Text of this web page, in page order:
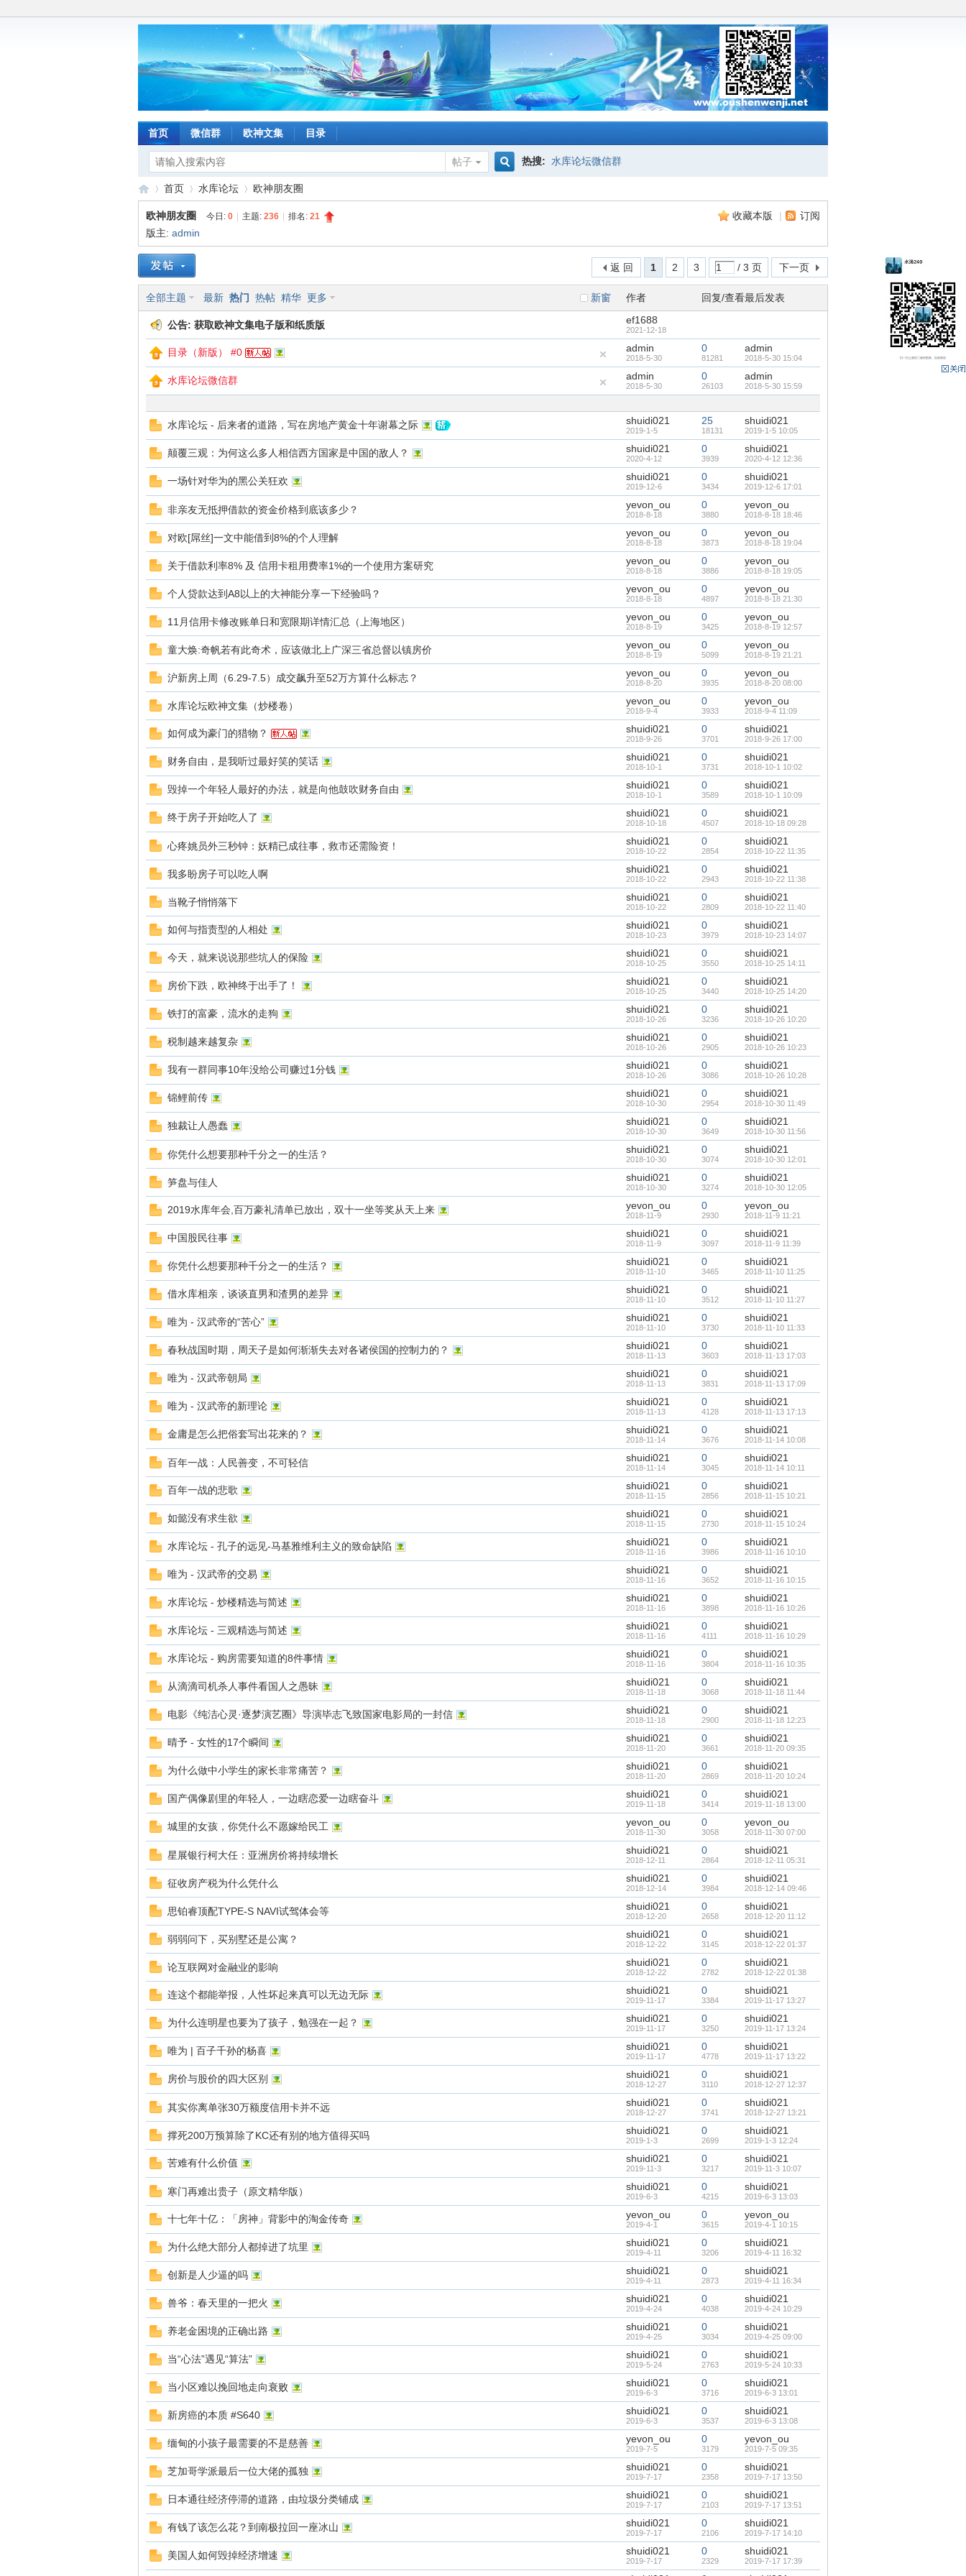
首页 微信群 欧神文集 目录
帖子
索
热搜: 水库论坛微信群
水
库
文
集
效
ye
»
首页
›
水库论坛
›
欧神朋友圈
收藏本版 | 订阅
欧神朋友圈 今日: 0 主题: 236 排名: 21
版主: admin
1 2 3 / 3 页 下一页
返 回
新窗
全部主题 最新 热门 热帖 精华 更多 作者 回复/查看最后发表
公告: 获取欧神文集电子版和纸质版 ef1688
2021-12-18
目录（新版） #0 admin
2018-5-30
0
81281
admin
2018-5-30 15:04
水库论坛微信群 admin
2018-5-30
0
26103
admin
2018-5-30 15:59
水库论坛 - 后来者的道路，写在房地产黄金十年谢幕之际 shuidi021
2019-1-5
25
18131
shuidi021
2019-1-5 10:05
颠覆三观：为何这么多人相信西方国家是中国的敌人？ shuidi021
2020-4-12
0
3939
shuidi021
2020-4-12 12:36
一场针对华为的黑公关狂欢 shuidi021
2019-12-6
0
3434
shuidi021
2019-12-6 17:01
非亲友无抵押借款的资金价格到底该多少？ yevon_ou
2018-8-18
0
3880
yevon_ou
2018-8-18 18:46
对欧[屌丝]一文中能借到8%的个人理解 yevon_ou
2018-8-18
0
3873
yevon_ou
2018-8-18 19:04
关于借款利率8% 及 信用卡租用费率1%的一个使用方案研究 yevon_ou
2018-8-18
0
3886
yevon_ou
2018-8-18 19:05
个人贷款达到A8以上的大神能分享一下经验吗？ yevon_ou
2018-8-18
0
4897
yevon_ou
2018-8-18 21:30
11月信用卡修改账单日和宽限期详情汇总（上海地区） yevon_ou
2018-8-19
0
3425
yevon_ou
2018-8-19 12:57
童大焕:奇帆若有此奇术，应该做北上广深三省总督以镇房价 yevon_ou
2018-8-19
0
5099
yevon_ou
2018-8-19 21:21
沪新房上周（6.29-7.5）成交飙升至52万方算什么标志？ yevon_ou
2018-8-20
0
3935
yevon_ou
2018-8-20 08:00
水库论坛欧神文集（炒楼卷） yevon_ou
2018-9-4
0
3933
yevon_ou
2018-9-4 11:09
如何成为豪门的猎物？ shuidi021
2018-9-26
0
3701
shuidi021
2018-9-26 17:00
财务自由，是我听过最好笑的笑话 shuidi021
2018-10-1
0
3731
shuidi021
2018-10-1 10:02
毁掉一个年轻人最好的办法，就是向他鼓吹财务自由 shuidi021
2018-10-1
0
3589
shuidi021
2018-10-1 10:09
终于房子开始吃人了 shuidi021
2018-10-18
0
4507
shuidi021
2018-10-18 09:28
心疼姚员外三秒钟：妖精已成往事，救市还需险资！ shuidi021
2018-10-22
0
2854
shuidi021
2018-10-22 11:35
我多盼房子可以吃人啊 shuidi021
2018-10-22
0
2943
shuidi021
2018-10-22 11:38
当靴子悄悄落下 shuidi021
2018-10-22
0
2809
shuidi021
2018-10-22 11:40
如何与指责型的人相处 shuidi021
2018-10-23
0
3979
shuidi021
2018-10-23 14:07
今天，就来说说那些坑人的保险 shuidi021
2018-10-25
0
3550
shuidi021
2018-10-25 14:11
房价下跌，欧神终于出手了！ shuidi021
2018-10-25
0
3440
shuidi021
2018-10-25 14:20
铁打的富豪，流水的走狗 shuidi021
2018-10-26
0
3236
shuidi021
2018-10-26 10:20
税制越来越复杂 shuidi021
2018-10-26
0
2905
shuidi021
2018-10-26 10:23
我有一群同事10年没给公司赚过1分钱 shuidi021
2018-10-26
0
3086
shuidi021
2018-10-26 10:28
锦鲤前传 shuidi021
2018-10-30
0
2954
shuidi021
2018-10-30 11:49
独裁让人愚蠢 shuidi021
2018-10-30
0
3649
shuidi021
2018-10-30 11:56
你凭什么想要那种千分之一的生活？ shuidi021
2018-10-30
0
3074
shuidi021
2018-10-30 12:01
笋盘与佳人 shuidi021
2018-10-30
0
3274
shuidi021
2018-10-30 12:05
2019水库年会,百万豪礼清单已放出，双十一坐等奖从天上来 yevon_ou
2018-11-9
0
2930
yevon_ou
2018-11-9 11:21
中国股民往事 shuidi021
2018-11-9
0
3097
shuidi021
2018-11-9 11:39
你凭什么想要那种千分之一的生活？ shuidi021
2018-11-10
0
3465
shuidi021
2018-11-10 11:25
借水库相亲，谈谈直男和渣男的差异 shuidi021
2018-11-10
0
3512
shuidi021
2018-11-10 11:27
唯为 - 汉武帝的“苦心” shuidi021
2018-11-10
0
3730
shuidi021
2018-11-10 11:33
春秋战国时期，周天子是如何渐渐失去对各诸侯国的控制力的？ shuidi021
2018-11-13
0
3603
shuidi021
2018-11-13 17:03
唯为 - 汉武帝朝局 shuidi021
2018-11-13
0
3831
shuidi021
2018-11-13 17:09
唯为 - 汉武帝的新理论 shuidi021
2018-11-13
0
4128
shuidi021
2018-11-13 17:13
金庸是怎么把俗套写出花来的？ shuidi021
2018-11-14
0
3676
shuidi021
2018-11-14 10:08
百年一战：人民善变，不可轻信 shuidi021
2018-11-14
0
3045
shuidi021
2018-11-14 10:11
百年一战的悲歌 shuidi021
2018-11-15
0
2856
shuidi021
2018-11-15 10:21
如懿没有求生欲 shuidi021
2018-11-15
0
2730
shuidi021
2018-11-15 10:24
水库论坛 - 孔子的远见-马基雅维利主义的致命缺陷 shuidi021
2018-11-16
0
3986
shuidi021
2018-11-16 10:10
唯为 - 汉武帝的交易 shuidi021
2018-11-16
0
3652
shuidi021
2018-11-16 10:15
水库论坛 - 炒楼精选与简述 shuidi021
2018-11-16
0
3898
shuidi021
2018-11-16 10:26
水库论坛 - 三观精选与简述 shuidi021
2018-11-16
0
4111
shuidi021
2018-11-16 10:29
水库论坛 - 购房需要知道的8件事情 shuidi021
2018-11-16
0
3804
shuidi021
2018-11-16 10:35
从滴滴司机杀人事件看国人之愚昧 shuidi021
2018-11-18
0
3068
shuidi021
2018-11-18 11:44
电影《纯洁心灵·逐梦演艺圈》导演毕志飞致国家电影局的一封信 shuidi021
2018-11-18
0
2900
shuidi021
2018-11-18 12:23
晴予 - 女性的17个瞬间 shuidi021
2018-11-20
0
3661
shuidi021
2018-11-20 09:35
为什么做中小学生的家长非常痛苦？ shuidi021
2018-11-20
0
2869
shuidi021
2018-11-20 10:24
国产偶像剧里的年轻人，一边瞎恋爱一边瞎奋斗 shuidi021
2019-11-18
0
3414
shuidi021
2019-11-18 13:00
城里的女孩，你凭什么不愿嫁给民工 yevon_ou
2018-11-30
0
3058
yevon_ou
2018-11-30 07:00
星展银行柯大任：亚洲房价将持续增长 shuidi021
2018-12-11
0
2864
shuidi021
2018-12-11 05:31
征收房产税为什么凭什么 shuidi021
2018-12-14
0
3984
shuidi021
2018-12-14 09:46
思铂睿顶配TYPE-S NAVI试驾体会等 shuidi021
2018-12-20
0
2658
shuidi021
2018-12-20 11:12
弱弱问下，买别墅还是公寓？ shuidi021
2018-12-22
0
3145
shuidi021
2018-12-22 01:37
论互联网对金融业的影响 shuidi021
2018-12-22
0
2782
shuidi021
2018-12-22 01:38
连这个都能举报，人性坏起来真可以无边无际 shuidi021
2019-11-17
0
3384
shuidi021
2019-11-17 13:27
为什么连明星也要为了孩子，勉强在一起？ shuidi021
2019-11-17
0
3250
shuidi021
2019-11-17 13:24
唯为 | 百子千孙的杨喜 shuidi021
2019-11-17
0
4778
shuidi021
2019-11-17 13:22
房价与股价的四大区别 shuidi021
2018-12-27
0
3110
shuidi021
2018-12-27 12:37
其实你离单张30万额度信用卡并不远 shuidi021
2018-12-27
0
3741
shuidi021
2018-12-27 13:21
撑死200万预算除了KC还有别的地方值得买吗 shuidi021
2019-1-3
0
2699
shuidi021
2019-1-3 12:24
苦难有什么价值 shuidi021
2019-11-3
0
3217
shuidi021
2019-11-3 10:07
寒门再难出贵子（原文精华版） shuidi021
2019-6-3
0
4215
shuidi021
2019-6-3 13:03
十七年十亿：「房神」背影中的淘金传奇 yevon_ou
2019-4-1
0
3615
yevon_ou
2019-4-1 10:15
为什么绝大部分人都掉进了坑里 shuidi021
2019-4-11
0
3206
shuidi021
2019-4-11 16:32
创新是人少逼的吗 shuidi021
2019-4-11
0
2873
shuidi021
2019-4-11 16:34
兽爷：春天里的一把火 shuidi021
2019-4-24
0
4038
shuidi021
2019-4-24 10:29
养老金困境的正确出路 shuidi021
2019-4-25
0
3034
shuidi021
2019-4-25 09:00
当“心法”遇见“算法” shuidi021
2019-5-24
0
2763
shuidi021
2019-5-24 10:33
当小区难以挽回地走向衰败 shuidi021
2019-6-3
0
3716
shuidi021
2019-6-3 13:01
新房癌的本质 #S640 shuidi021
2019-6-3
0
3537
shuidi021
2019-6-3 13:08
缅甸的小孩子最需要的不是慈善 yevon_ou
2019-7-5
0
3179
yevon_ou
2019-7-5 09:35
芝加哥学派最后一位大佬的孤独 shuidi021
2019-7-17
0
2358
shuidi021
2019-7-17 13:50
日本通往经济停滞的道路，由垃圾分类铺成 shuidi021
2019-7-17
0
2103
shuidi021
2019-7-17 13:51
有钱了该怎么花？到南极拉回一座冰山 shuidi021
2019-7-17
0
2106
shuidi021
2019-7-17 14:10
美国人如何毁掉经济增速 shuidi021
2019-7-17
0
2329
shuidi021
2019-7-17 17:39